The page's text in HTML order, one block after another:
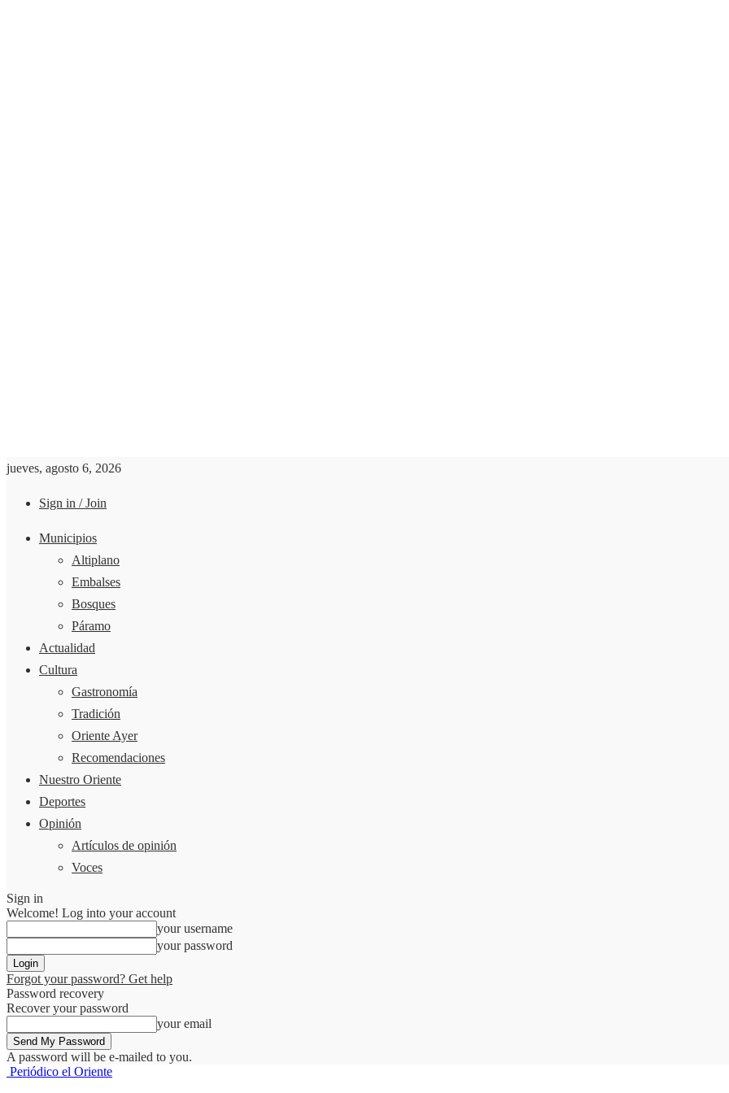
jueves, agosto 6, 2026
Sign in / Join
Municipios
Altiplano
Embalses
Bosques
Páramo
Actualidad
Cultura
Gastronomía
Tradición
Oriente Ayer
Recomendaciones
Nuestro Oriente
Deportes
Opinión
Artículos de opinión
Voces
Sign in
Welcome! Log into your account
your username
your password
Forgot your password? Get help
Password recovery
Recover your password
your email
A password will be e-mailed to you.
Periódico el Oriente